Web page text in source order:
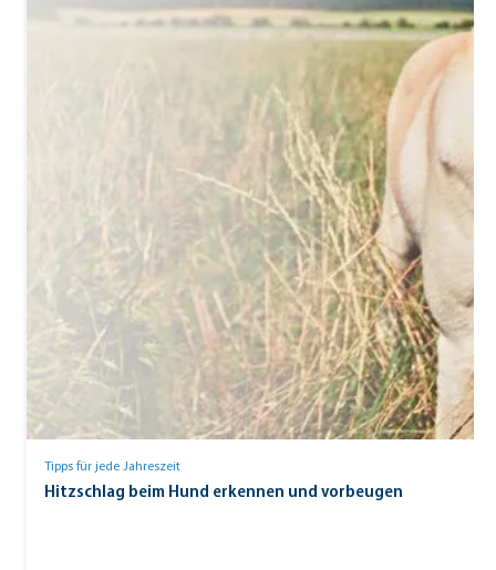
Tipps für jede Jahreszeit
Hitzschlag beim Hund erkennen und vorbeugen